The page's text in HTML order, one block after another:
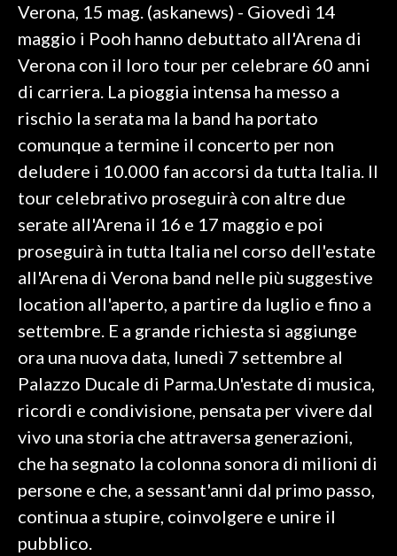
CALCIO REGIONALE
BASKET
VOLLEY
MOTORI
TENNIS
ALTRI SPORT
CULTURA
GOSSIP
SALUTE
SARDEGNA TURISMO
SARDI NEL MONDO
NOTIZIE
EVENTI
3 MINUTI CON
Verona, 15 mag. (askanews) - Giovedì 14
maggio i Pooh hanno debuttato all'Arena di
Verona con il loro tour per celebrare 60 anni
di carriera. La pioggia intensa ha messo a
rischio la serata ma la band ha portato
comunque a termine il concerto per non
deludere i 10.000 fan accorsi da tutta Italia. Il
tour celebrativo proseguirà con altre due
serate all'Arena il 16 e 17 maggio e poi
proseguirà in tutta Italia nel corso dell'estate
all'Arena di Verona band nelle più suggestive
location all'aperto, a partire da luglio e fino a
settembre. E a grande richiesta si aggiunge
ora una nuova data, lunedì 7 settembre al
Palazzo Ducale di Parma.Un'estate di musica,
ricordi e condivisione, pensata per vivere dal
vivo una storia che attraversa generazioni,
che ha segnato la colonna sonora di milioni di
persone e che, a sessant'anni dal primo passo,
continua a stupire, coinvolgere e unire il
pubblico.